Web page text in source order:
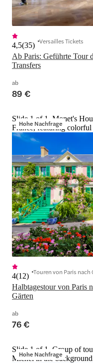
Ab Paris: Geführte Tour
Transfers
4,5(35) Versailles Tickets
ab
89 €
Hohe Nachfrage
Slide 1 of 1, Monet's
France, featuring
Halbtagestour von Paris
Gärten
4(12) Touren von Paris nach
ab
76 €
Hohe Nachfrage
Slide 1 of 1, Group of
Michel in the